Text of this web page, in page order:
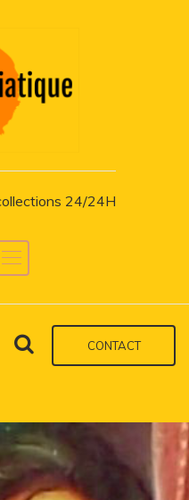
24/24H
CONTACT